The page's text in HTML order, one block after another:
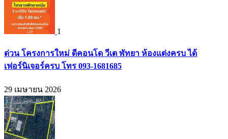
1
ด่วน โครงการใหม่ ดีคอนโด วีเต พัทยา ห้องแต่งครบ ได้
เฟอร์นิเจอร์ครบ โทร 093-1681685
29 เมษายน 2026